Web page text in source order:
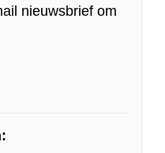
nieuwsbrief om